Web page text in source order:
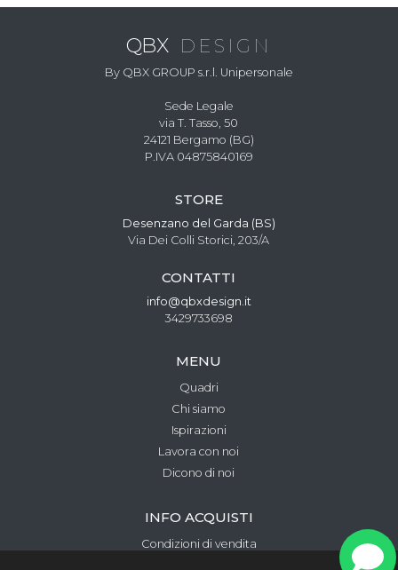
QBX DESIGN
By QBX GROUP s.r.l. Unipersonale
Sede Legale
via T. Tasso, 50
24121 Bergamo (BG)
P.IVA 04875840169
STORE
Desenzano del Garda (BS)
Via Dei Colli Storici, 203/A
CONTATTI
info@qbxdesign.it
3429733698
MENU
Quadri
Chi siamo
Ispirazioni
Lavora con noi
Dicono di noi
INFO ACQUISTI
Condizioni di vendita